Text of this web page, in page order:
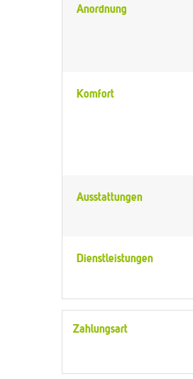
Anordnung
Komfort
Ausstattungen
Dienstleistungen
Zahlungsart